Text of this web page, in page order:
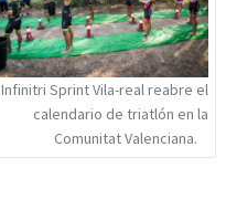
Infinitri Sprint Vila-real reabre el
calendario de triatlón en la
Comunitat Valenciana.